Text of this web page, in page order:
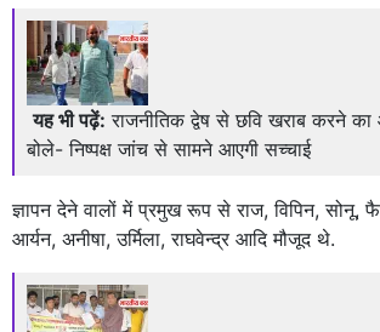
यह भी पढ़ें: राजनीतिक द्वेष से छवि खराब करने का
बोले- निष्पक्ष जांच से सामने आएगी सच्चाई
ज्ञापन देने वालों में प्रमुख रूप से राज, विपिन, सोनू,
आर्यन, अनीषा, उर्मिला, राघवेन्द्र आदि मौजूद थे.